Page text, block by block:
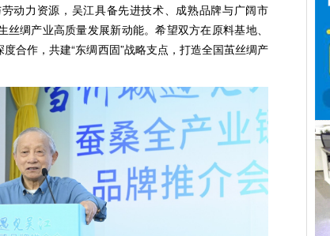
动力资源，吴江具备先进技术、成熟品牌与广阔市
绸产业高质量发展新动能。希望双方在原料基地、
合作，共建“东绸西固”战略支点，打造全国茧丝绸产